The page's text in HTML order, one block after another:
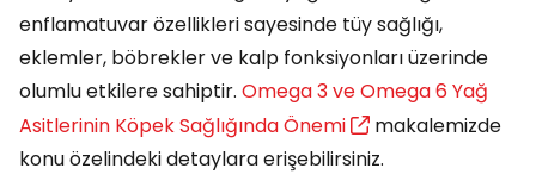
enflamatuvar özellikleri sayesinde tüy sağlığı,
eklemler, böbrekler ve kalp fonksiyonları üzerinde
olumlu etkilere sahiptir. Omega 3 ve Omega 6 Yağ
Asitlerinin Köpek Sağlığında Önemi
makalemizde
konu özelindeki detaylara erişebilirsiniz.